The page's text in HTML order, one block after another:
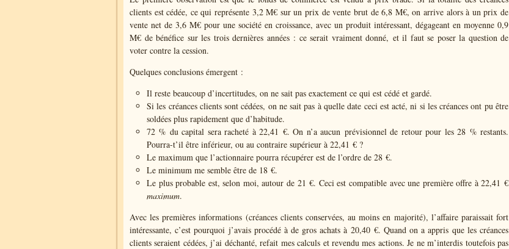
clients est cédée, ce qui représente 3,2 M€ sur un prix de vente brut de 6,8 M€, on arrive alors à un prix de
vente net de 3,6 M€ pour une société en croissance, avec un produit intéressant, dégageant en moyenne 0,9
M€ de bénéfice sur les trois dernières années : ce serait vraiment donné, et il faut se poser la question de
voter contre la cession.
Quelques conclusions émergent :
Il reste beaucoup d’incertitudes, on ne sait pas exactement ce qui est cédé et gardé.
Si les créances clients sont cédées, on ne sait pas à quelle date ceci est acté, ni si les créances ont pu être
soldées plus rapidement que d’habitude.
72 % du capital sera racheté à 22,41 €. On n’a aucun prévisionnel de retour pour les 28 % restants.
Pourra-t’il être inférieur, ou au contraire supérieur à 22,41 € ?
Le maximum que l’actionnaire pourra récupérer est de l’ordre de 28 €.
Le minimum me semble être de 18 €.
Le plus probable est, selon moi, autour de 21 €. Ceci est compatible avec une première offre à 22,41 €
maximum.
Avec les premières informations (créances clients conservées, au moins en majorité), l’affaire paraissait fort
intéressante, c’est pourquoi j’avais procédé à de gros achats à 20,40 €. Quand on a appris que les créances
clients seraient cédées, j’ai déchanté, refait mes calculs et revendu mes actions. Je ne m’interdis toutefois pas